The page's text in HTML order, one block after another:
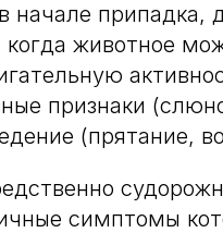
начале припадка,
когда животное
признаки
(прятание,
симптомы